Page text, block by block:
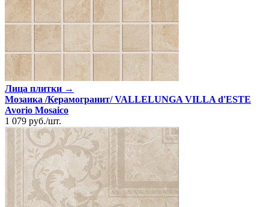
Лица плитки →
Мозаика /Керамогранит/ VALLELUNGA VILLA d'ESTE
Avorio Mosaico
1 079 руб./шт.